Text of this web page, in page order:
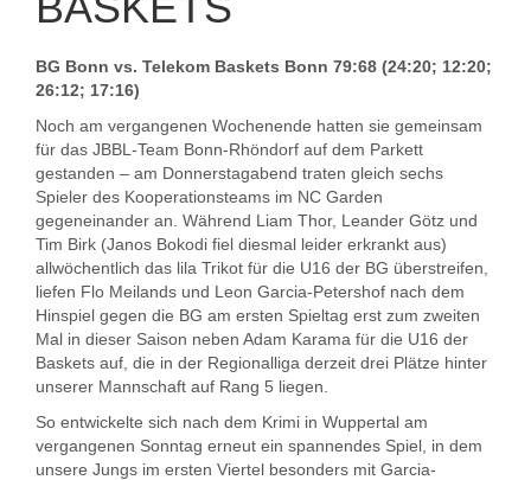
BG Bonn vs. Telekom Baskets Bonn 79:68 (24:20; 12:20;
26:12; 17:16)
Noch am vergangenen Wochenende hatten sie gemeinsam
für das JBBL-Team Bonn-Rhöndorf auf dem Parkett
gestanden – am Donnerstagabend traten gleich sechs
Spieler des Kooperationsteams im NC Garden
gegeneinander an. Während Liam Thor, Leander Götz und
Tim Birk (Janos Bokodi fiel diesmal leider erkrankt aus)
allwöchentlich das lila Trikot für die U16 der BG überstreifen,
liefen Flo Meilands und Leon Garcia-Petershof nach dem
Hinspiel gegen die BG am ersten Spieltag erst zum zweiten
Mal in dieser Saison neben Adam Karama für die U16 der
Baskets auf, die in der Regionalliga derzeit drei Plätze hinter
unserer Mannschaft auf Rang 5 liegen.
So entwickelte sich nach dem Krimi in Wuppertal am
vergangenen Sonntag erneut ein spannendes Spiel, in dem
unsere Jungs im ersten Viertel besonders mit Garcia-